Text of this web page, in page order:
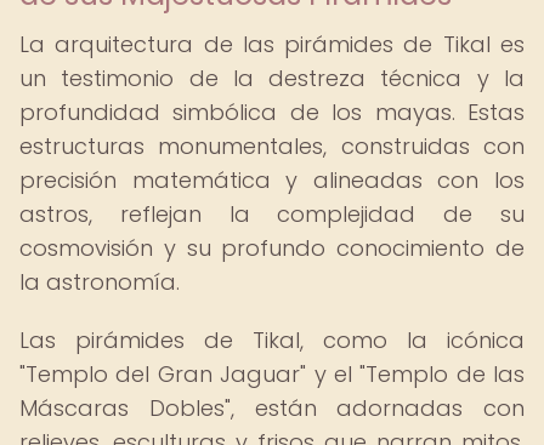
La arquitectura de las pirámides de Tikal es
un testimonio de la destreza técnica y la
profundidad simbólica de los mayas. Estas
estructuras monumentales, construidas con
precisión matemática y alineadas con los
astros, reflejan la complejidad de su
cosmovisión y su profundo conocimiento de
la astronomía.
Las pirámides de Tikal, como la icónica
"Templo del Gran Jaguar" y el "Templo de las
Máscaras Dobles", están adornadas con